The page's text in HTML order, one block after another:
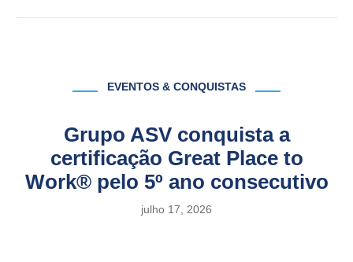
EVENTOS & CONQUISTAS
Grupo ASV conquista a
certificação Great Place to
Work® pelo 5º ano consecutivo
julho 17, 2026